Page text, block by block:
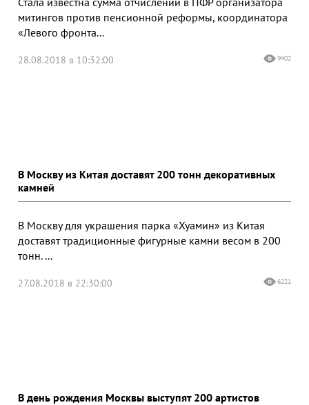
митингов против пенсионной реформы, координатора
«Левого фронта...
28.08.2018 в 10:32:00 9402
В Москву из Китая доставят 200 тонн декоративных
камней
В Москву для украшения парка «Хуамин» из Китая
доставят традиционные фигурные камни весом в 200
тонн. ...
27.08.2018 в 22:30:00 6221
В день рождения Москвы выступят 200 артистов